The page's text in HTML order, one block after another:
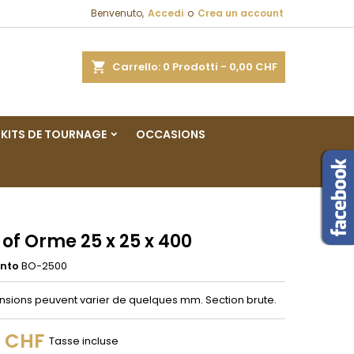
Benvenuto, Accedi o Crea un account
Carrello 0 Prodotti - 0,00 CHF
KITS DE TOURNAGE OCCASIONS
Orme 25 x 25 x 400
BO-2500
peuvent varier de quelques mm. Section brute.
CHF Tasse incluse